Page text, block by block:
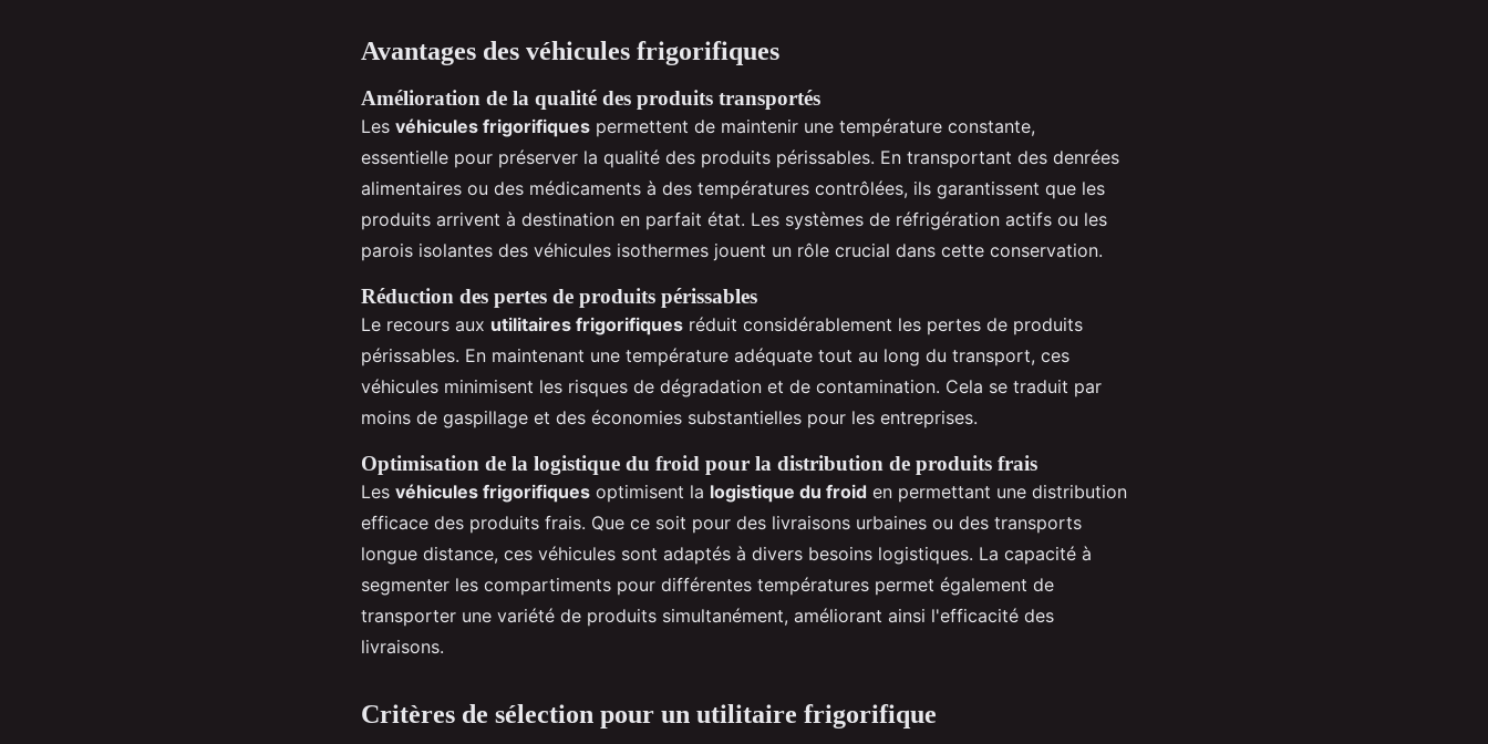
Avantages des véhicules frigorifiques
Amélioration de la qualité des produits transportés
Les véhicules frigorifiques permettent de maintenir une température constante,
essentielle pour préserver la qualité des produits périssables. En transportant des denrées
alimentaires ou des médicaments à des températures contrôlées, ils garantissent que les
produits arrivent à destination en parfait état. Les systèmes de réfrigération actifs ou les
parois isolantes des véhicules isothermes jouent un rôle crucial dans cette conservation.
Réduction des pertes de produits périssables
Le recours aux utilitaires frigorifiques réduit considérablement les pertes de produits
périssables. En maintenant une température adéquate tout au long du transport, ces
véhicules minimisent les risques de dégradation et de contamination. Cela se traduit par
moins de gaspillage et des économies substantielles pour les entreprises.
Optimisation de la logistique du froid pour la distribution de produits frais
Les véhicules frigorifiques optimisent la logistique du froid en permettant une distribution
efficace des produits frais. Que ce soit pour des livraisons urbaines ou des transports
longue distance, ces véhicules sont adaptés à divers besoins logistiques. La capacité à
segmenter les compartiments pour différentes températures permet également de
transporter une variété de produits simultanément, améliorant ainsi l'efficacité des
livraisons.
Critères de sélection pour un utilitaire frigorifique